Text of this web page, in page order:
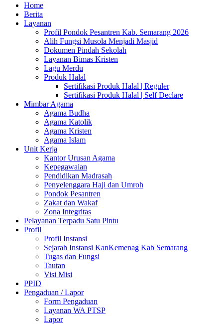
Home
Berita
Layanan
Profil Pondok Pesantren Kab. Semarang 2026
Alih Fungsi Musola Menjadi Masjid
Dokumen Pindah Sekolah
Layanan Bimas Kristen
Lagu Merdu
Produk Halal
Sertifikasi Produk Halal | Reguler
Sertifikasi Produk Halal | Self Declare
Mimbar Agama
Agama Budha
Agama Katolik
Agama Kristen
Agama Islam
Unit Kerja
Kantor Urusan Agama
Kepegawaian
Pendidikan Madrasah
Penyelenggara Haji dan Umroh
Pondok Pesantren
Zakat dan Wakaf
Zona Integritas
Pelayanan Terpadu Satu Pintu
Profil
Profil Instansi
Sejarah Instansi KanKemenag Kab Semarang
Tugas dan Fungsi
Tautan
Visi Misi
PPID
Pengaduan / Lapor
Form Pengaduan
Layanan WA PTSP
Lapor